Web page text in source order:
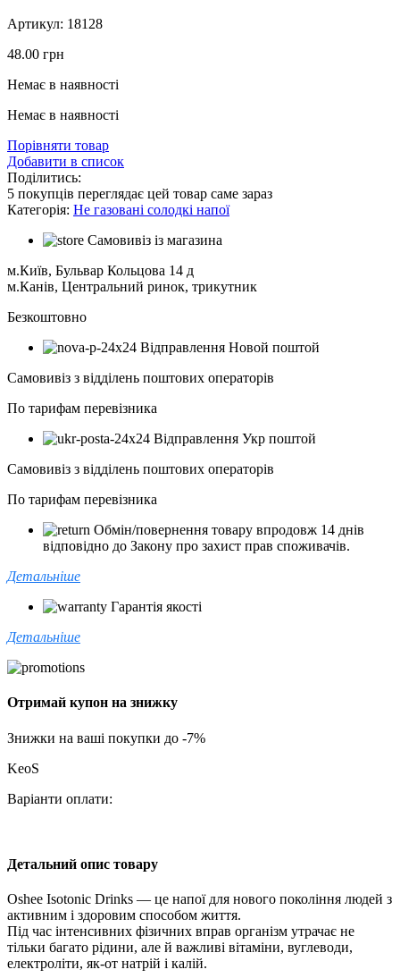
Артикул: 18128
48.00 грн
Немає в наявності
Немає в наявності
Порівняти товар
Добавити в список
Поділитись:
5 покупців переглядає цей товар саме зараз
Категорія: Не газовані солодкі напої
Самовивіз із магазина
м.Київ, Бульвар Кольцова 14 д
м.Канів, Центральний ринок, трикутник
Безкоштовно
Відправлення Новой поштой
Самовивіз з відділень поштових операторів
По тарифам перевізника
Відправлення Укр поштой
Самовивіз з відділень поштових операторів
По тарифам перевізника
Обмін/повернення товару впродовж 14 днів
відповідно до Закону про захист прав споживачів.
Детальніше
Гарантія якості
Детальніше
Отримай купон на знижку
Знижки на ваші покупки до -7%
KeoS
Варіанти оплати:
Детальний опис товару
Oshee Isotonic Drinks — це напої для нового покоління людей з
активним і здоровим способом життя.
Під час інтенсивних фізичних вправ організм утрачає не
тільки багато рідини, але й важливі вітаміни, вуглеводи,
електроліти, як-от натрій і калій.